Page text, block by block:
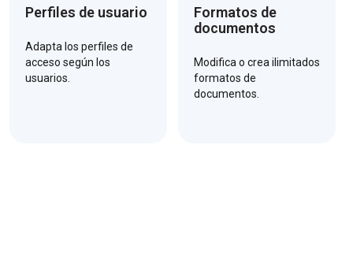
Perfiles de usuario
Adapta los perfiles de
acceso según los
usuarios.
Formatos de
documentos
Modifica o crea ilimitados
formatos de
documentos.